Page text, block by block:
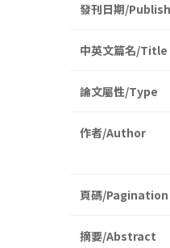
發刊日期/
中英文篇名/Title
論文屬性/Type
作者/Author
頁碼/Pagination
摘要/Abstract